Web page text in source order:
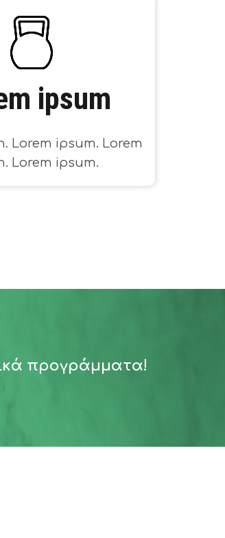
ipsum
Lorem ipsum. Lorem
Lorem ipsum.
προγράμματα!